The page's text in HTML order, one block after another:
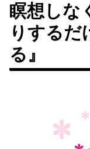
瞑想しな
りするだ
る』